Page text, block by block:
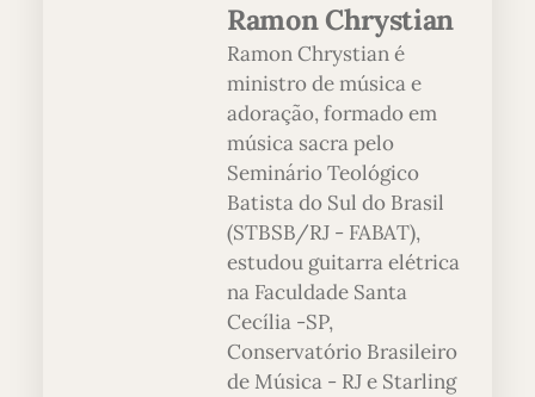
Ramon Chrystian
Ramon Chrystian é
ministro de música e
adoração, formado em
música sacra pelo
Seminário Teológico
Batista do Sul do Brasil
(STBSB/RJ - FABAT),
estudou guitarra elétrica
na Faculdade Santa
Cecília -SP,
Conservatório Brasileiro
de Música - RJ e Starling